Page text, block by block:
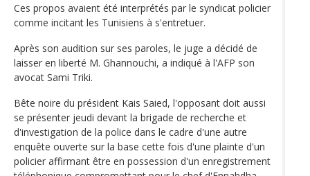
Ces propos avaient été interprétés par le syndicat policier
comme incitant les Tunisiens à s'entretuer.
Après son audition sur ses paroles, le juge a décidé de
laisser en liberté M. Ghannouchi, a indiqué à l'AFP son
avocat Sami Triki.
Bête noire du président Kais Saied, l'opposant doit aussi
se présenter jeudi devant la brigade de recherche et
d'investigation de la police dans le cadre d'une autre
enquête ouverte sur la base cette fois d'une plainte d'un
policier affirmant être en possession d'un enregistrement